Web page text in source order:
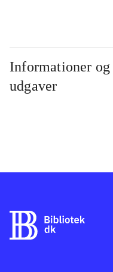
Informationer og
udgaver